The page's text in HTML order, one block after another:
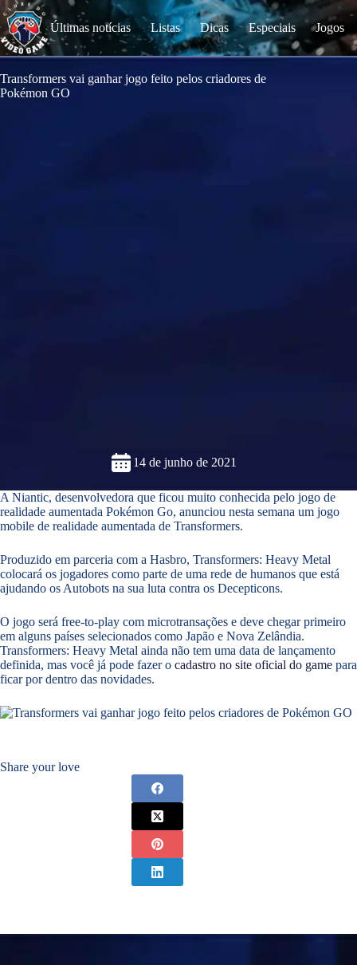
k
i
p
o
c
Últimas notícias Listas Dicas Especiais Jogos
Transformers vai ganhar jogo feito pelos criadores de
Pokémon GO
14 de junho de 2021
A Niantic, desenvolvedora que ficou muito conhecida pelo jogo de
realidade aumentada Pokémon Go, anunciou nesta semana um jogo
mobile de realidade aumentada de Transformers.
Produzido em parceria com a Hasbro, Transformers: Heavy Metal
colocará os jogadores como parte de uma rede de humanos que está
ajudando os Autobots na sua luta contra os Decepticons.
O jogo será free-to-play com microtransações e deve chegar primeiro
em alguns países selecionados como Japão e Nova Zelândia.
Transformers: Heavy Metal ainda não tem uma data de lançamento
definida, mas você já pode fazer o cadastro no site oficial do game para
ficar por dentro das novidades.
Share your love